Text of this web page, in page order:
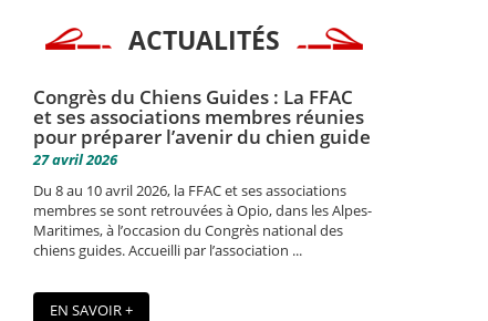
ACTUALITÉS
Congrès du Chiens Guides : La FFAC
et ses associations membres réunies
pour préparer l’avenir du chien guide
27 avril 2026
Du 8 au 10 avril 2026, la FFAC et ses associations
membres se sont retrouvées à Opio, dans les Alpes-
Maritimes, à l’occasion du Congrès national des
chiens guides. Accueilli par l’association ...
EN SAVOIR +